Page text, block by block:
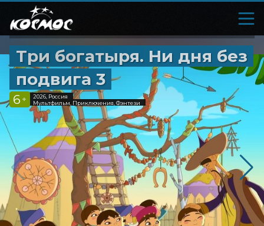
Три богатыря. Ни дня без
подвига 3
6 +
2026, Россия
Мультфильм, Приключения, Фэнтези